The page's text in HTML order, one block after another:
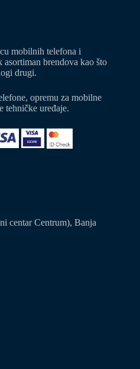
mobilnih telefona i
brendova kao što
drugi.
opremu za mobilne
tehničke uređaje.
centar Centrum), Banja